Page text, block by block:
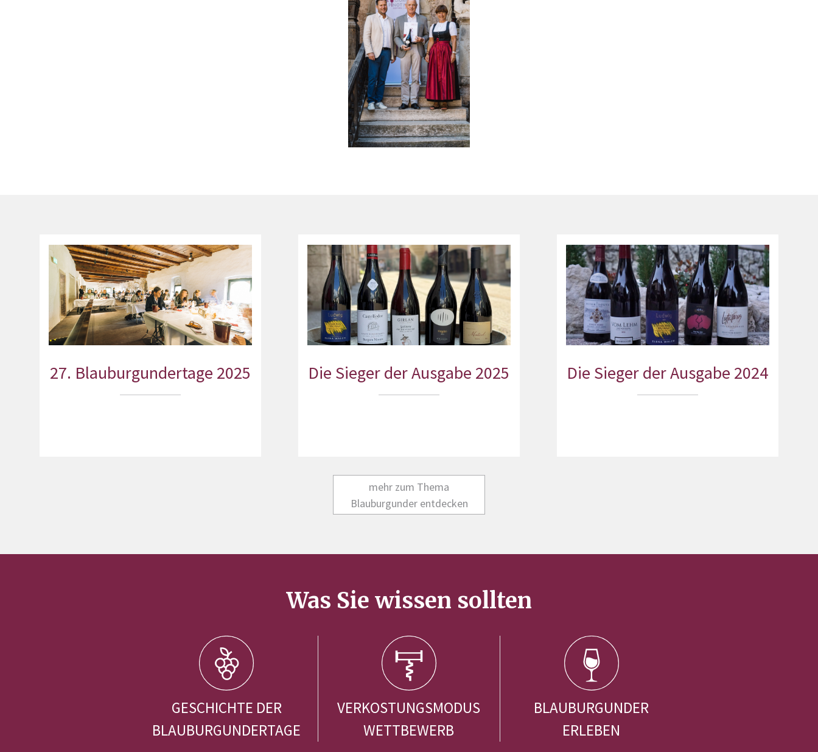
27. Blauburgundertage 2025 Die Sieger der Ausgabe 2025 Die Sieger der Ausgabe 2024
mehr zum Thema
Blauburgunder entdecken
Was Sie wissen sollten
GESCHICHTE DER
BLAUBURGUNDERTAGE
VERKOSTUNGSMODUS
WETTBEWERB
BLAUBURGUNDER
ERLEBEN